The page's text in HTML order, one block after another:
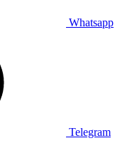
Whatsapp
Telegram